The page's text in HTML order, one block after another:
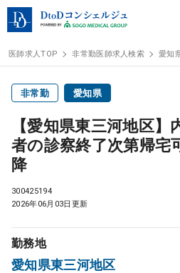
医師求人
スポット検索 アルバイト
医師求人TOP 非常勤医師求人検索 愛知
非常勤 愛知県
【愛知県東三河地区
者の診察終了次第帰
降
300425194
2026年06月03日更新
勤務地
愛知県東三河地区